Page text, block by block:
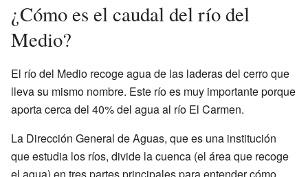
¿Cómo es el caudal del río del
Medio?
El río del Medio recoge agua de las laderas del cerro que
lleva su mismo nombre. Este río es muy importante porque
aporta cerca del 40% del agua al río El Carmen.
La Dirección General de Aguas, que es una institución
que estudia los ríos, divide la cuenca (el área que recoge